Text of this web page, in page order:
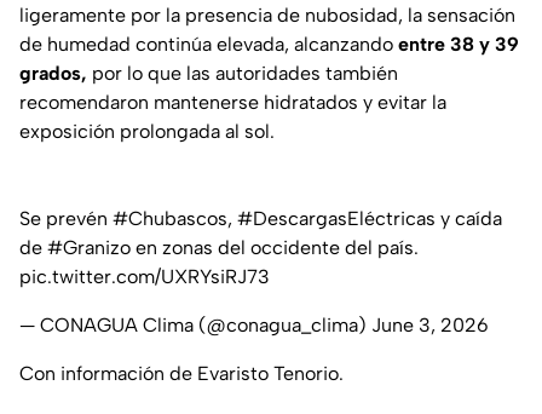
ligeramente por la presencia de nubosidad, la sensación
de humedad continúa elevada, alcanzando entre 38 y 39
grados, por lo que las autoridades también
recomendaron mantenerse hidratados y evitar la
exposición prolongada al sol.
Se prevén #Chubascos, #DescargasEléctricas y caída
de #Granizo en zonas del occidente del país.
pic.twitter.com/UXRYsiRJ73
— CONAGUA Clima (@conagua_clima) June 3, 2026
Con información de Evaristo Tenorio.